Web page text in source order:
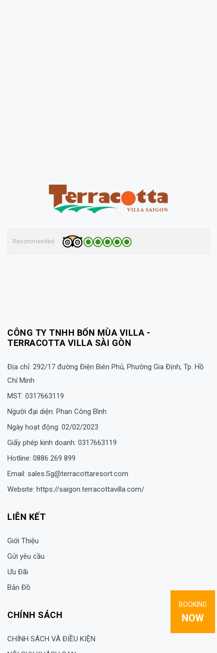
Recommended
CÔNG TY TNHH BỐN MÙA VILLA -
TERRACOTTA VILLA SÀI GÒN
Địa chỉ: 292/17 đường Điện Biên Phủ, Phường Gia Định, Tp. Hồ
Chí Minh
MST: 0317663119
Người đại diện: Phan Công Bình
Ngày hoạt động: 02/02/2023
Giấy phép kinh doanh: 0317663119
Hotline: 0886 269 899
Email: sales.Sg@terracottaresort.com
Website: https://saigon.terracottavilla.com/
LIÊN KẾT
Giới Thiệu
Gửi yêu cầu
Ưu Đãi
Bản Đồ
CHÍNH SÁCH
CHÍNH SÁCH VÀ ĐIỀU KIỆN
BOOKING
NOW